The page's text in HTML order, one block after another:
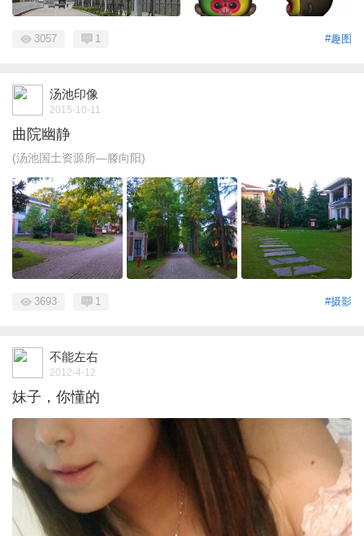
#趣图
3057 1
汤池印像
2015-10-11
曲院幽静
(汤池国土资源所—滕向阳)
#摄影
3693 1
不能左右
2012-4-12
妹子，你懂的